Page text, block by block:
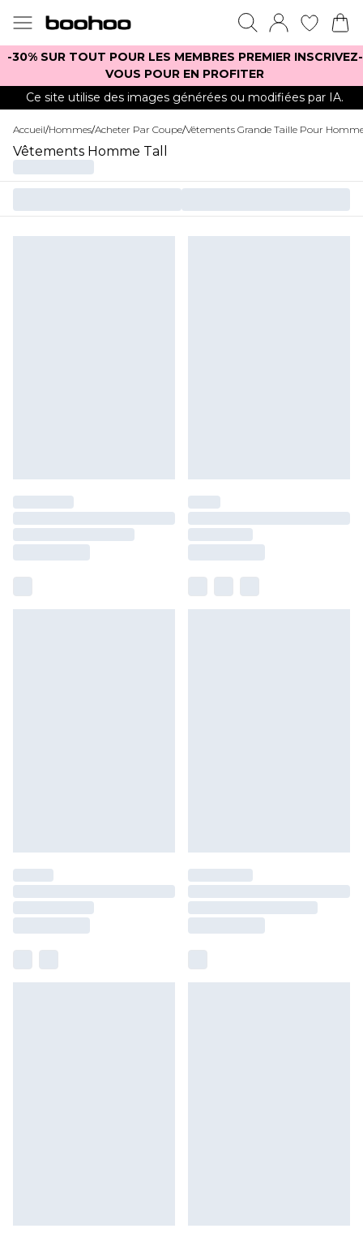
-30% SUR TOUT POUR LES MEMBRES PREMIER INSCRIVEZ-
VOUS POUR EN PROFITER
Ce site utilise des images générées ou modifiées par IA.
Accueil/Hommes/Acheter Par Coupe/Vêtements Grande Taille Pour
Vêtements Homme Tall